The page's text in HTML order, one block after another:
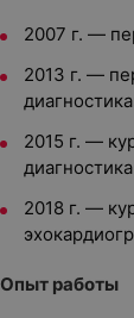
2007 г. —
2013 г. —
2015 г. —
2018 г. —
Опыт работы